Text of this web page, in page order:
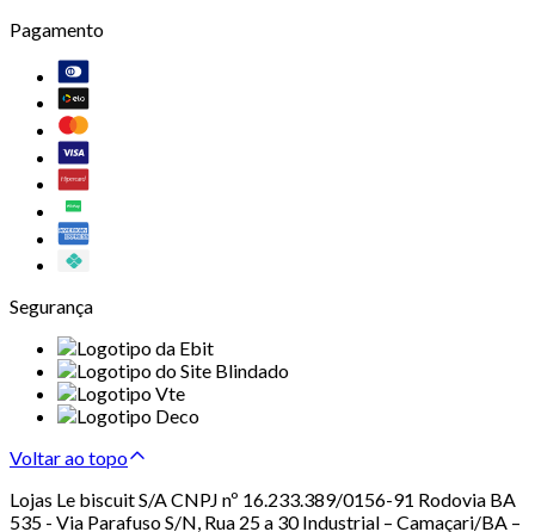
Pagamento
Segurança
Voltar ao topo
Lojas Le biscuit S/A CNPJ nº 16.233.389/0156-91 Rodovia BA
535 - Via Parafuso S/N, Rua 25 a 30 Industrial – Camaçari/BA –